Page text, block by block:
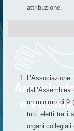
attribuzione.
un minimo di 9
tutti eletti tra i
organi collegiali